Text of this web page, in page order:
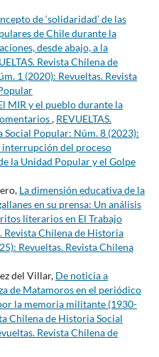
de ‘solidaridad’ de las
de Chile durante la
desde abajo, a la
Revista Chilena de
1 (2020): Revueltas. Revista
MIR y el pueblo durante la
, REVUELTAS.
Social Popular: Núm. 8 (2023):
del proceso
la Unidad Popular y el Golpe
La dimensión educativa de la
en su prensa: Un análisis
literarios en El Trabajo
Revista Chilena de Historia
Revueltas. Revista Chilena
del Villar, De noticia a
de Matamoros en el periódico
la memoria militante (1930-
Chilena de Historia Social
Revista Chilena de